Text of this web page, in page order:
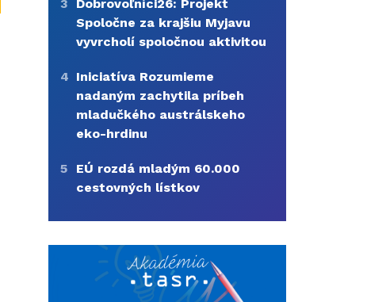
3
Dobrovoľníci26: Projekt
Spoločne za krajšiu Myjavu
vyvrcholí spoločnou aktivitou
4 Iniciatíva Rozumieme
nadaným zachytila príbeh
mladučkého austrálskeho
eko-hrdinu
5
EÚ rozdá mladým 60.000
cestovných lístkov